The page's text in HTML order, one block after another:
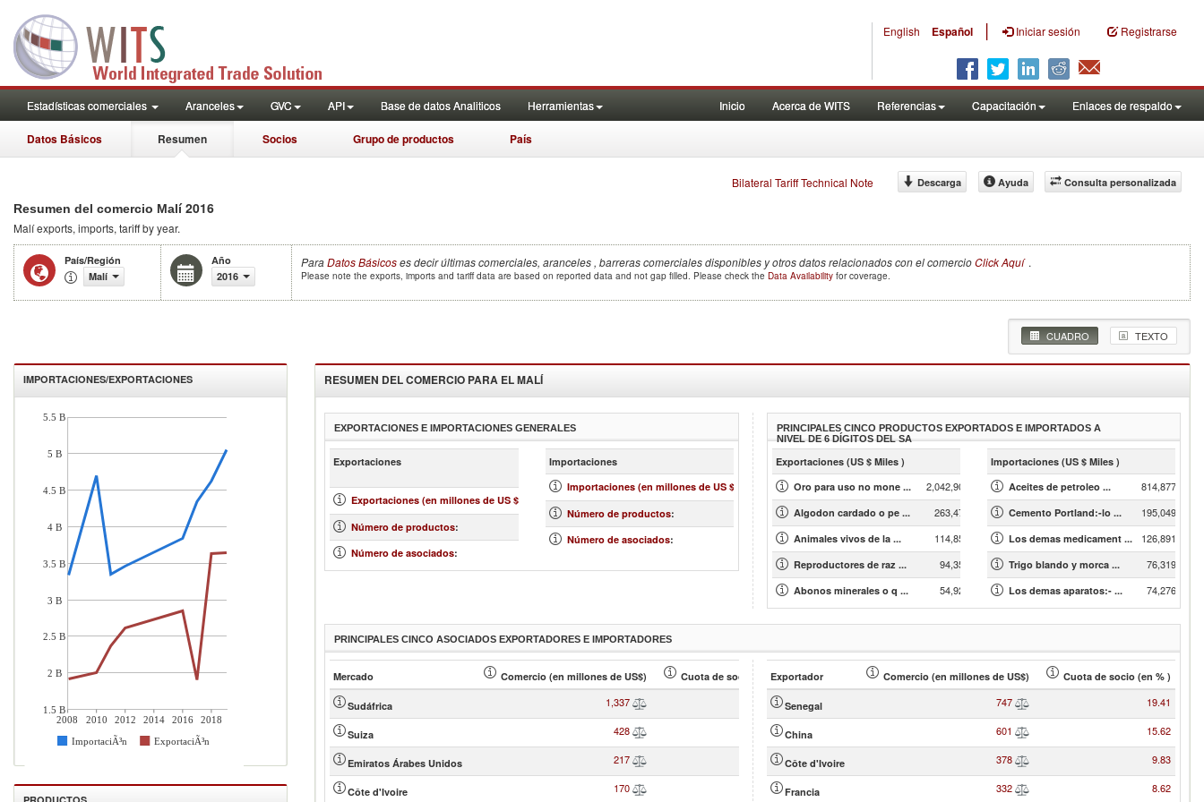
English Español | Iniciar sesión Registrarse
Estadísticas comerciales Aranceles GVC API Base de datos Analiticos Herramientas Inicio Acerca de WITS Referencias Capacitación Enlaces de respaldo
Datos Básicos Resumen Socios Grupo de productos País
Bilateral Tariff Technical Note Consulta personalizada
Descarga Ayuda
Resumen del comercio Malí2016
Malíexports, imports, tariff by year.
País/Región
Malí
Año
2016
ParaDatos Básicoses decir últimas comerciales, aranceles , barreras comerciales disponibles y otros datos relacionados con el comercioClick Aquí .
Please note the exports, imports and tariff data are based on reported data and not gap filled. Please check the Data Availability for coverage.
CUADRO TEXTO
IMPORTACIONES/EXPORTACIONES
2008 2010 2012 2014 2016 2018
ImportaciÃ³n ExportaciÃ³n
5.5 B
5 B
4.5 B
4 B
3.5 B
3 B
2.5 B
2 B
1.5 B
RESUMEN DEL COMERCIO PARA ELMALÍ
EXPORTACIONES E IMPORTACIONES GENERALES
Exportaciones
más
»
Exportaciones (en millones de US $) 2,848
Número de productos: 942
Número de asociados:
Importaciones más »
Importaciones (en millones de US $) 3,845
Número de productos: 3,017
Número de asociados: 148
PRINCIPALES CINCO PRODUCTOS EXPORTADOS E IMPORTADOS A
NIVEL DE 6 DÍGITOS DEL SA
Exportaciones (US $ Miles )
Oro para uso no mone ...
2,042,907.89
Algodon cardado o pe ... 263,478.33
Animales vivos de la ... 114,857.76
Reproductores de raz ... 94,358.84
Abonos minerales o q ... 54,924.57
Importaciones (US $ Miles )
Aceites de petroleo ...
814,877.97
Cemento Portland:-lo ... 195,049.25
Los demas medicament ... 126,891.34
Trigo blando y morca ... 76,319.45
Los demas aparatos:- ... 74,276.43
PRINCIPALES CINCO ASOCIADOS EXPORTADORES E IMPORTADORES
Mercado Comercio (en millones de US$) Cuota de socio (en % )
Sudáfrica 1,337 46.96
Suiza 428 15.04
Emiratos Árabes Unidos 217 7.61
Côte d'Ivoire 170 5.98
Exportador Comercio (en millones de US$) Cuota de socio (en % )
Senegal 747 19.41
China 601 15.62
Côte d'Ivoire 378 9.83
Francia 332 8.62